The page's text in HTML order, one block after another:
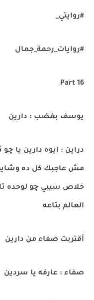
#روايتي_
#روايات_رحمة_جمال
Part 16
يوسف بغضب : دارين
دراين : ايوه دارين يا
مش عاجبك كل ده
خلاص سيبي چو لوحده
العالم بتاعه
أقتربت صفاء من دارين
صفاء : عارفه يا سردين